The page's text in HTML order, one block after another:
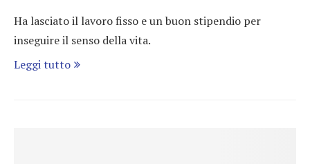
Ha lasciato il lavoro fisso e un buon stipendio per
inseguire il senso della vita.
Leggi tutto